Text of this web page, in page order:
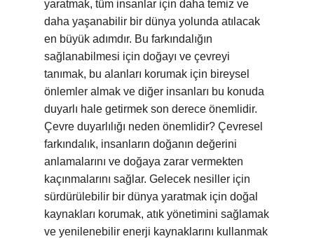
yaratmak, tüm insanlar için daha temiz ve
daha yaşanabilir bir dünya yolunda atılacak
en büyük adımdır. Bu farkındalığın
sağlanabilmesi için doğayı ve çevreyi
tanımak, bu alanları korumak için bireysel
önlemler almak ve diğer insanları bu konuda
duyarlı hale getirmek son derece önemlidir.
Çevre duyarlılığı neden önemlidir? Çevresel
farkındalık, insanların doğanın değerini
anlamalarını ve doğaya zarar vermekten
kaçınmalarını sağlar. Gelecek nesiller için
sürdürülebilir bir dünya yaratmak için doğal
kaynakları korumak, atık yönetimini sağlamak
ve yenilenebilir enerji kaynaklarını kullanmak